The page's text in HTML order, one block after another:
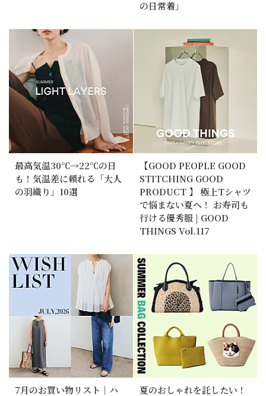
の日常着」
最高気温30℃→22℃の日
も！気温差に頼れる「大人
の羽織り」10選
【GOOD PEOPLE GOOD
STITCHING GOOD
PRODUCT 】 極上Tシャツ
で悩まない夏へ！ お寿司も
行ける優秀服 | GOOD
THINGS Vol.117
7月のお買い物リスト｜ハ
夏のおしゃれを託したい！